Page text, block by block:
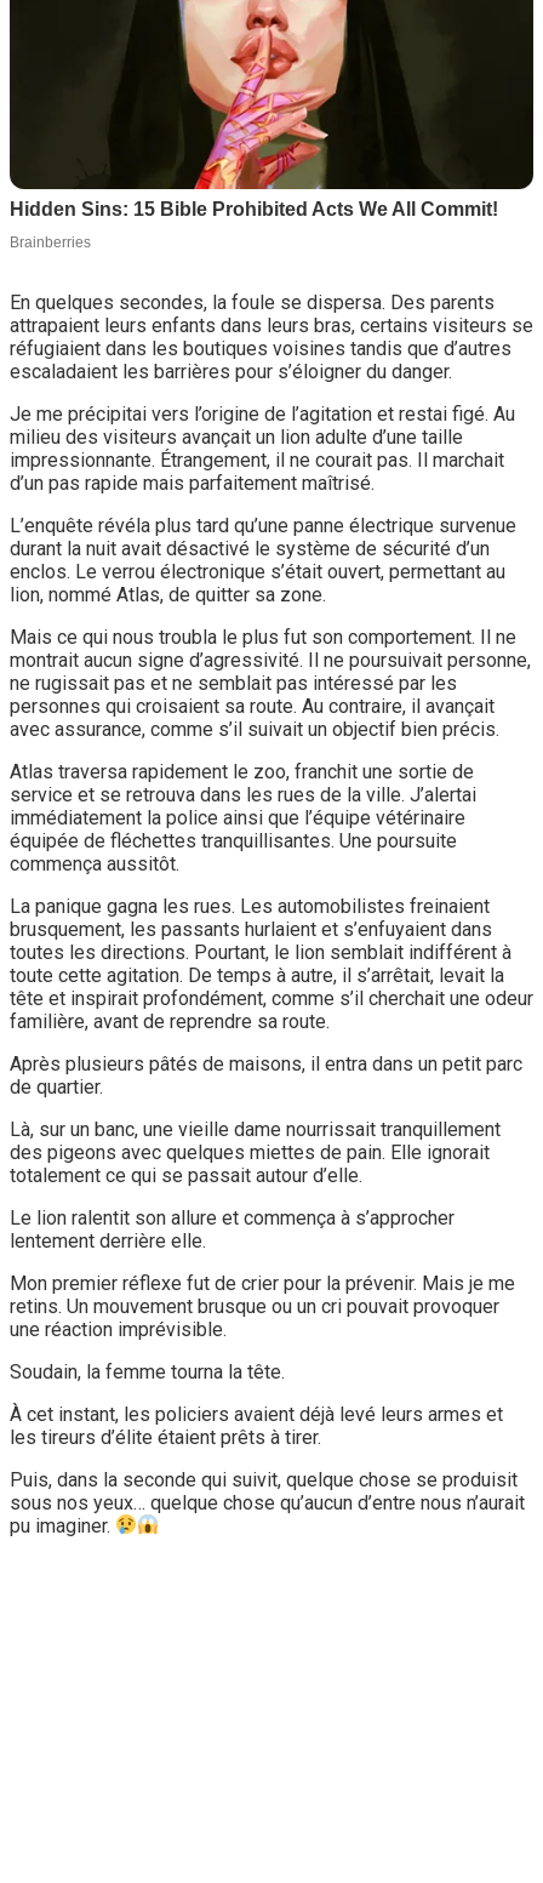
En quelques secondes, la foule se dispersa. Des parents
attrapaient leurs enfants dans leurs bras, certains visiteurs se
réfugiaient dans les boutiques voisines tandis que d’autres
escaladaient les barrières pour s’éloigner du danger.
Je me précipitai vers l’origine de l’agitation et restai figé. Au
milieu des visiteurs avançait un lion adulte d’une taille
impressionnante. Étrangement, il ne courait pas. Il marchait
d’un pas rapide mais parfaitement maîtrisé.
L’enquête révéla plus tard qu’une panne électrique survenue
durant la nuit avait désactivé le système de sécurité d’un
enclos. Le verrou électronique s’était ouvert, permettant au
lion, nommé Atlas, de quitter sa zone.
Mais ce qui nous troubla le plus fut son comportement. Il ne
montrait aucun signe d’agressivité. Il ne poursuivait personne,
ne rugissait pas et ne semblait pas intéressé par les
personnes qui croisaient sa route. Au contraire, il avançait
avec assurance, comme s’il suivait un objectif bien précis.
Atlas traversa rapidement le zoo, franchit une sortie de
service et se retrouva dans les rues de la ville. J’alertai
immédiatement la police ainsi que l’équipe vétérinaire
équipée de fléchettes tranquillisantes. Une poursuite
commença aussitôt.
La panique gagna les rues. Les automobilistes freinaient
brusquement, les passants hurlaient et s’enfuyaient dans
toutes les directions. Pourtant, le lion semblait indifférent à
toute cette agitation. De temps à autre, il s’arrêtait, levait la
tête et inspirait profondément, comme s’il cherchait une odeur
familière, avant de reprendre sa route.
Après plusieurs pâtés de maisons, il entra dans un petit parc
de quartier.
Là, sur un banc, une vieille dame nourrissait tranquillement
des pigeons avec quelques miettes de pain. Elle ignorait
totalement ce qui se passait autour d’elle.
Le lion ralentit son allure et commença à s’approcher
lentement derrière elle.
Mon premier réflexe fut de crier pour la prévenir. Mais je me
retins. Un mouvement brusque ou un cri pouvait provoquer
une réaction imprévisible.
Soudain, la femme tourna la tête.
À cet instant, les policiers avaient déjà levé leurs armes et
les tireurs d’élite étaient prêts à tirer.
Puis, dans la seconde qui suivit, quelque chose se produisit
sous nos yeux… quelque chose qu’aucun d’entre nous n’aurait
pu imaginer.